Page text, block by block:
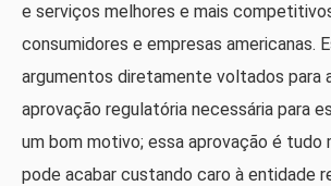
e serviços melhores e mais
consumidores e empresas americanas.
argumentos diretamente voltados para
aprovação regulatória necessária para
um bom motivo; essa aprovação é tudo
pode acabar custando caro à entidade